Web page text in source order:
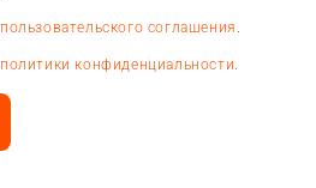
пользовательского соглашения
политики конфиденциальности